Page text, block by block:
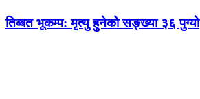
तिब्बत भूकम्प: मृत्यु हुनेको सङ्ख्या ३६ पुग्यो